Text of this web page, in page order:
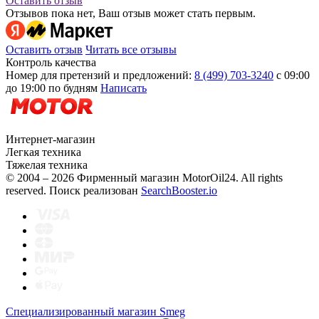
Отзывов пока нет, Ваш отзыв может стать первым.
Оставить отзыв Читать все отзывы
Контроль качества
Номер для претензий и предложений: 8 (499) 703-3240 с 09:00
до 19:00 по будням Написать
Интернет-магазин
Легкая техника
Тяжелая техника
© 2004 – 2026 Фирменный магазин MotorOil24. All rights
reserved. Поиск реализован SearchBooster.io
Специализированный магазин Smeg